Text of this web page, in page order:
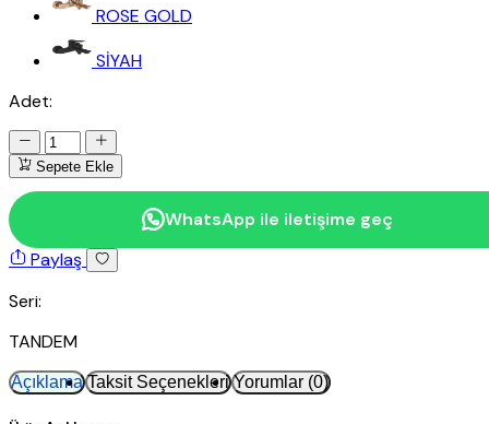
ROSE GOLD
SİYAH
Adet:
Sepete Ekle
WhatsApp ile iletişime geç
Paylaş
Seri:
TANDEM
Açıklama Taksit Seçenekleri Yorumlar (0)